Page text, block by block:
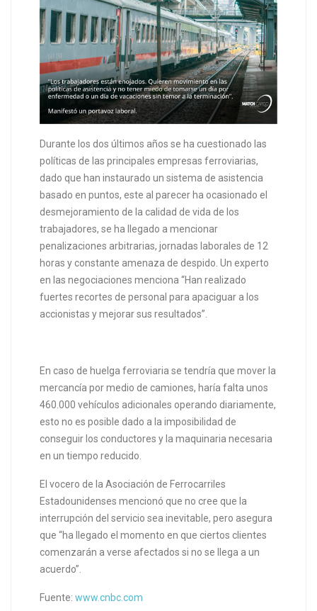
Durante los dos últimos años se ha cuestionado las
políticas de las principales empresas ferroviarias,
dado que han instaurado un sistema de asistencia
basado en puntos, este al parecer ha ocasionado el
desmejoramiento de la calidad de vida de los
trabajadores, se ha llegado a mencionar
penalizaciones arbitrarias, jornadas laborales de 12
horas y constante amenaza de despido. Un experto
en las negociaciones menciona “Han realizado
fuertes recortes de personal para apaciguar a los
accionistas y mejorar sus resultados”.
En caso de huelga ferroviaria se tendría que mover la
mercancía por medio de camiones, haría falta unos
460.000 vehículos adicionales operando diariamente,
esto no es posible dado a la imposibilidad de
conseguir los conductores y la maquinaria necesaria
en un tiempo reducido.
El vocero de la Asociación de Ferrocarriles
Estadounidenses mencionó que no cree que la
interrupción del servicio sea inevitable, pero asegura
que “ha llegado el momento en que ciertos clientes
comenzarán a verse afectados si no se llega a un
acuerdo”.
Fuente: www.cnbc.com